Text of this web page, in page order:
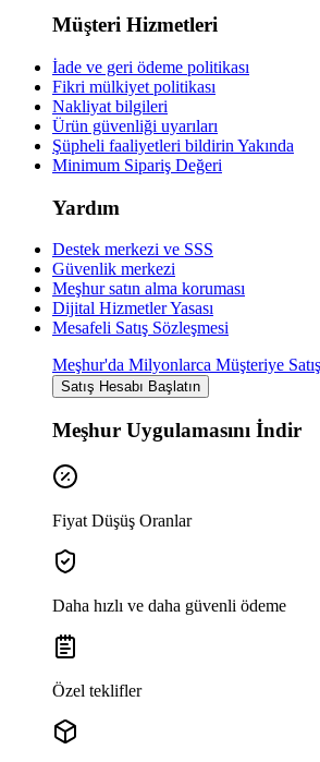
Müşteri Hizmetleri
İade ve geri ödeme politikası
Fikri mülkiyet politikası
Nakliyat bilgileri
Ürün güvenliği uyarıları
Şüpheli faaliyetleri bildirin Yakında
Minimum Sipariş Değeri
Yardım
Destek merkezi ve SSS
Güvenlik merkezi
Meşhur satın alma koruması
Dijital Hizmetler Yasası
Mesafeli Satış Sözleşmesi
Meşhur'da Milyonlarca Müşteriye
Satış Hesabı Başlatın
Meşhur Uygulamasını İndir
Fiyat Düşüş Oranlar
Daha hızlı ve daha güvenli ödeme
Özel teklifler